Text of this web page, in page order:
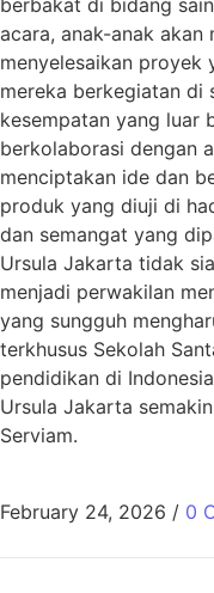
acara, anak-anak akan
menyelesaikan proyek
mereka berkegiatan di
kesempatan yang luar
berkolaborasi dengan
menciptakan ide dan
produk yang diuji di
dan semangat yang
Ursula Jakarta tidak
menjadi perwakilan
yang sungguh
terkhusus Sekolah
pendidikan di
Ursula Jakarta
Serviam.
February 24, 2026 / 0